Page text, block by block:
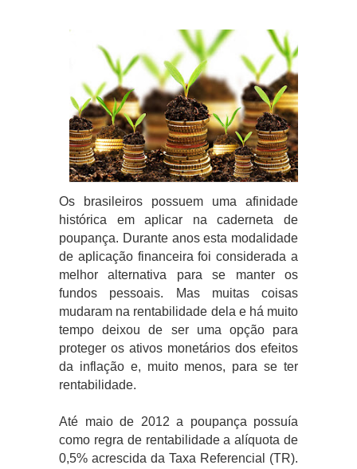
Os brasileiros possuem uma afinidade
histórica em aplicar na caderneta de
poupança. Durante anos esta modalidade
de aplicação financeira foi considerada a
melhor alternativa para se manter os
fundos pessoais. Mas muitas coisas
mudaram na rentabilidade dela e há muito
tempo deixou de ser uma opção para
proteger os ativos monetários dos efeitos
da inflação e, muito menos, para se ter
rentabilidade.
Até maio de 2012 a poupança possuía
como regra de rentabilidade a alíquota de
0,5% acrescida da Taxa Referencial (TR).